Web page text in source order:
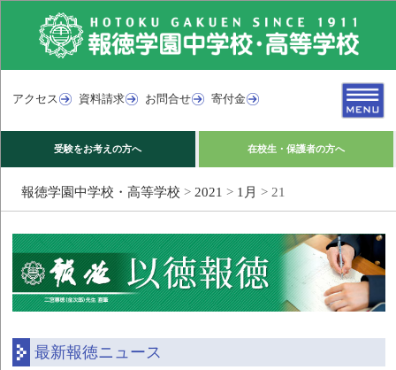
アクセス 資料請求 お問合せ 寄付金
受験をお考えの方へ 在校生・保護者の方へ
報徳学園中学校・高等学校 > 2021 > 1月 > 21
最新報徳ニュース